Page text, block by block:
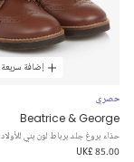
إضافة سريعة
حصري
Beatrice & George
حذاء بروغ جلد برباط لون بني للأولاد
UK£ 85.00